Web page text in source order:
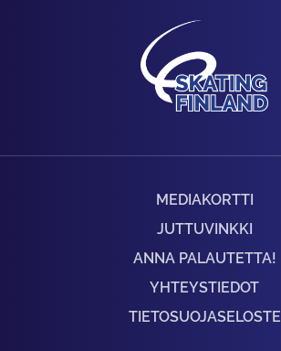
MEDIAKORTTI
JUTTUVINKKI
ANNA PALAUTETTA!
YHTEYSTIEDOT
TIETOSUOJASELOSTE